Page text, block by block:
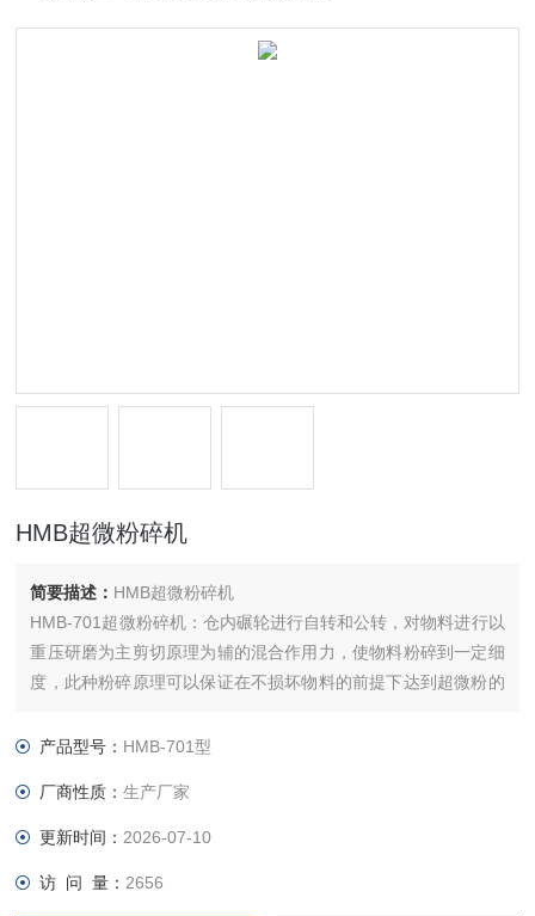
HMB超微粉碎机
简要描述： HMB超微粉碎机
HMB-701超微粉碎机：仓内碾轮进行自转和公转，对物料进行以
重压研磨为主剪切原理为辅的混合作用力，使物料粉碎到一定细
度，此种粉碎原理可以保证在不损坏物料的前提下达到超微粉的
温度相对较低，绝不超出
以保障物料不会因高温而变质
产品型号： HMB-701型
厂商性质：生产厂家
更新时间： 2026-07-10
访 问 量： 2656